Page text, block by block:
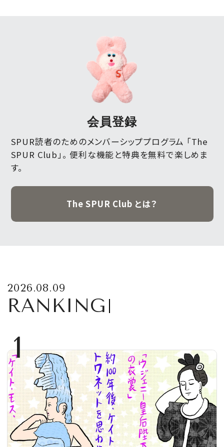
会員登録
SPUR読者のためのメンバーシッププログラム 「The
SPUR Club」。 便利な機能と特典を無料で楽しめま
す。
The SPUR Club とは？
2026.08.09
RANKING
1